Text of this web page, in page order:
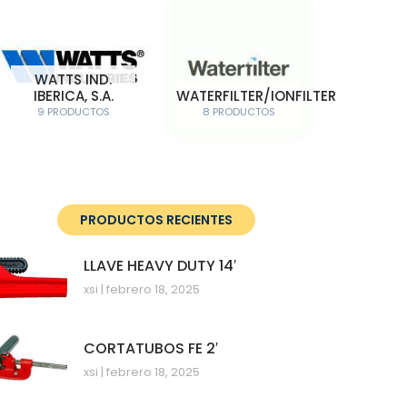
WATTS IND.
IBERICA, S.A.
9 PRODUCTOS
WATERFILTER/IONFILTER
8 PRODUCTOS
PRODUCTOS RECIENTES
LLAVE HEAVY DUTY 14′
xsi febrero 18, 2025
CORTATUBOS FE 2′
xsi febrero 18, 2025